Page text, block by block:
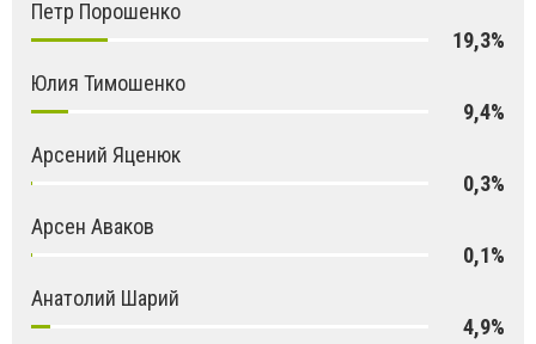
Петр Порошенко
19,3%
Юлия Тимошенко
9,4%
Арсений Яценюк
0,3%
Арсен Аваков
0,1%
Анатолий Шарий
4,9%